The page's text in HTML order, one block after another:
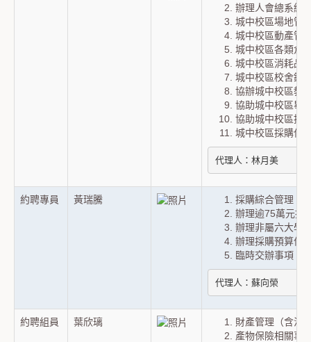
辦理人會總系統
城中校區場地管
城中校區動產管
城中校區各類倉
城中校區消耗品
城中校區校舍鑰
協辦城中校區教
協助城中校區畢
協助城中校區採
城中校區採購保
代理人：林月美
約聘專員 黃瑞騰
採購綜合管理（
辦理逾75萬元採
辦理非屬六大學
辦理採購預算保
臨時交辦事項。
代理人：蘇向榮
約聘組員 葉欣璃
財產管理（含法
產物保險相關事